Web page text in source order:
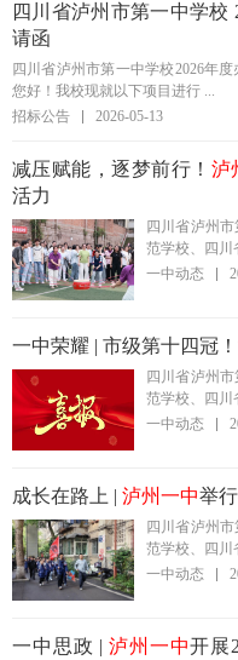
四川省泸州市第一中学校
请函
四川省泸州市第一中学校2026年
您好！我校现就以下项目进行 ...
招标公告
2026-05-13
减压赋能，逐梦前行！ 泸
活力
四川省泸州
范学校、四川
一中动态
一中荣耀 | 市级第十四冠！
四川省泸州
范学校、四川
一中动态
成长在路上 | 泸州一中举
四川省泸州
范学校、四川
一中动态
一中思政 |泸州一中开展